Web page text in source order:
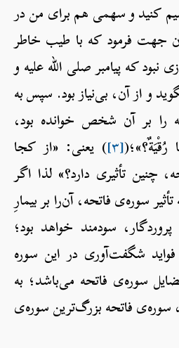
کنید و سهمی هم برای من در
جهت فرمود که با طیب خاطر
نبود که پیامبر صلی الله علیه و
و از آن، بی‌نیاز بود. سپس به
بر آن شخص خوانده بود،
رُقْيَةٌ؟»؛([۳] ) یعنی: «از کجا
چنین تأثیری دارد؟» لذا اگر
سوره‌ی فاتحه، آن‌را بر بیمارِ
سودمند خواهد بود؛
فواید شگفت‌آوری در این سوره
سوره‌ی فاتحه می‌باشد؛ به
فاتحه بزرگ‌ترین سوره‌ی